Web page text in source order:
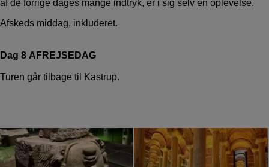
af de forrige dages mange indtryk, er i sig selv en oplevelse.
Afskeds middag, inkluderet.
Dag 8 AFREJSEDAG
Turen går tilbage til Kastrup.